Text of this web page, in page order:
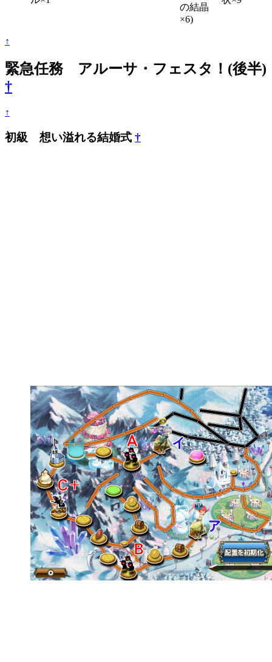
の結晶
×6)
↑
緊急任務 アルーサ・フェスタ！(後半)
†
↑
初級 想い溢れる結婚式 †